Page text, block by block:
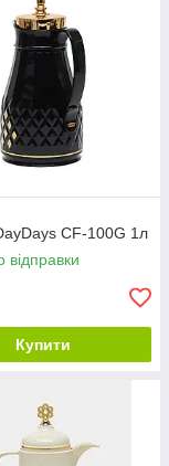
CF-100G 1л
відправки
Купити